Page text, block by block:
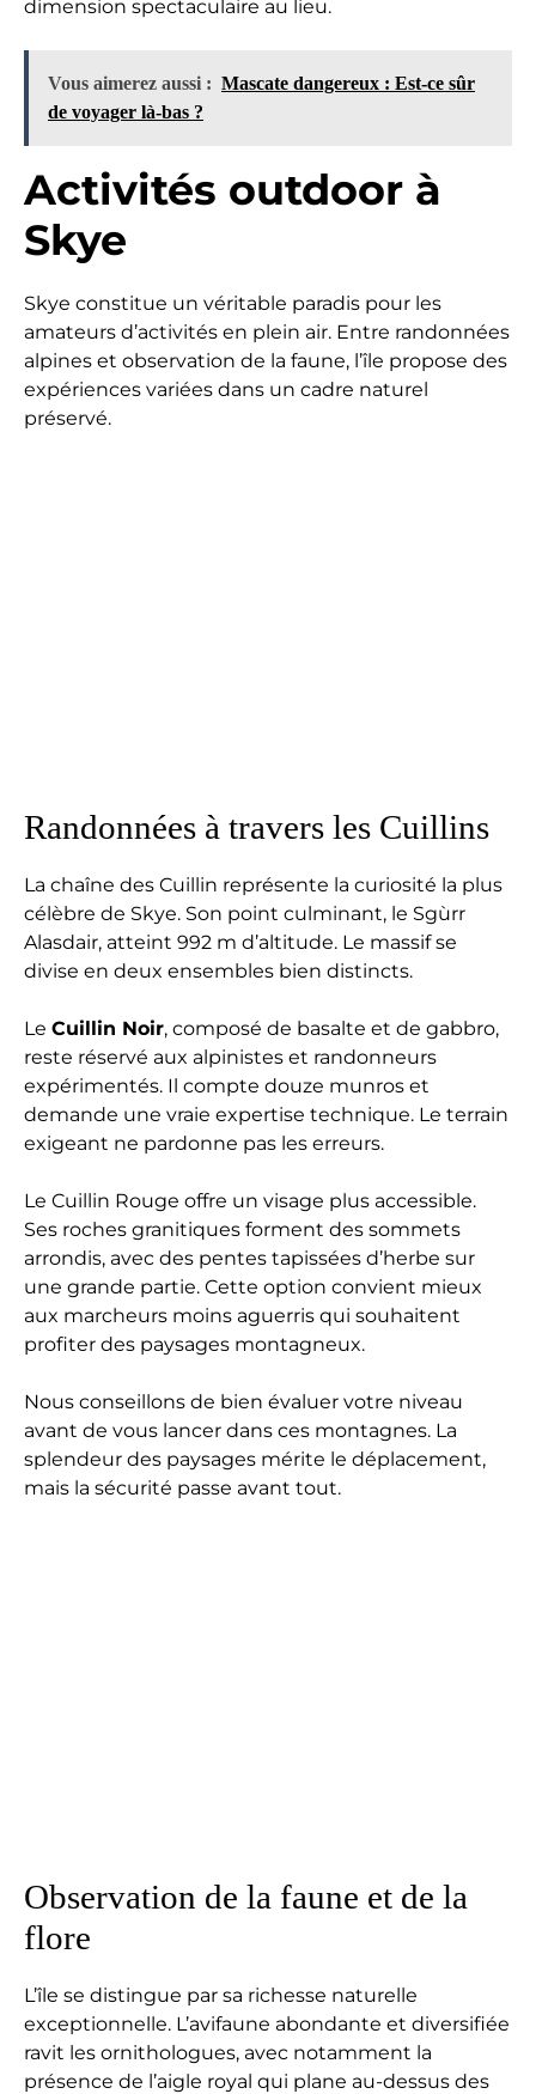
dimension spectaculaire au lieu.
Vous aimerez aussi : Mascate dangereux : Est-ce sûr
de voyager là-bas ?
Activités outdoor à
Skye
Skye constitue un véritable paradis pour les
amateurs d’activités en plein air. Entre randonnées
alpines et observation de la faune, l’île propose des
expériences variées dans un cadre naturel
préservé.
Randonnées à travers les Cuillins
La chaîne des Cuillin représente la curiosité la plus
célèbre de Skye. Son point culminant, le Sgùrr
Alasdair, atteint 992 m d’altitude. Le massif se
divise en deux ensembles bien distincts.
Le Cuillin Noir, composé de basalte et de gabbro,
reste réservé aux alpinistes et randonneurs
expérimentés. Il compte douze munros et
demande une vraie expertise technique. Le terrain
exigeant ne pardonne pas les erreurs.
Le Cuillin Rouge offre un visage plus accessible.
Ses roches granitiques forment des sommets
arrondis, avec des pentes tapissées d’herbe sur
une grande partie. Cette option convient mieux
aux marcheurs moins aguerris qui souhaitent
profiter des paysages montagneux.
Nous conseillons de bien évaluer votre niveau
avant de vous lancer dans ces montagnes. La
splendeur des paysages mérite le déplacement,
mais la sécurité passe avant tout.
Observation de la faune et de la
flore
L’île se distingue par sa richesse naturelle
exceptionnelle. L’avifaune abondante et diversifiée
ravit les ornithologues, avec notamment la
présence de l’aigle royal qui plane au-dessus des